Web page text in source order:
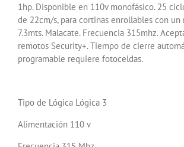
1hp. Disponible en 110v monofásico. 25
de 22cm/s, para cortinas enrollables con un
7.3mts. Malacate. Frecuencia 315mhz.
remotos Security+. Tiempo de cierre
programable requiere fotoceldas.
Tipo de Lógica Lógica 3
Alimentación 110 v